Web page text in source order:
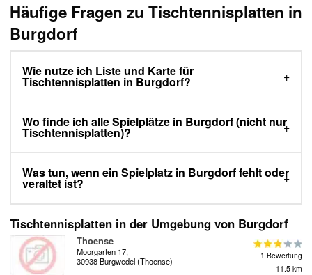
Häufige Fragen zu Tischtennisplatten in
Burgdorf
Wie nutze ich Liste und Karte für
Tischtennisplatten in Burgdorf?
Wo finde ich alle Spielplätze in Burgdorf (nicht nur
Tischtennisplatten)?
Was tun, wenn ein Spielplatz in Burgdorf fehlt oder
veraltet ist?
Tischtennisplatten in der Umgebung von Burgdorf
Thoense
Moorgarten 17,
30938 Burgwedel (Thoense)
1 Bewertung
11.5 km